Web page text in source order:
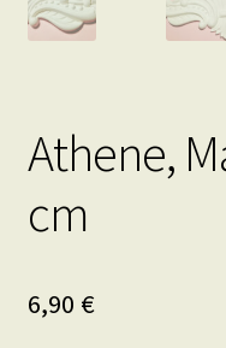
Athene,
cm
6,90 €